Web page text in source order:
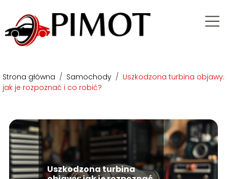
Strona główna / Samochody / Uszkodzona turbina objawy:
jak je rozpoznać i co robić?
Uszkodzona turbina